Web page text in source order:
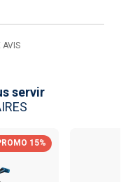
AVIS
servir
15%